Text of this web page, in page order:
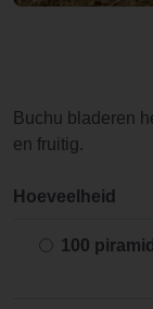
Buchu bladeren
en fruitig.
Hoeveelheid
100